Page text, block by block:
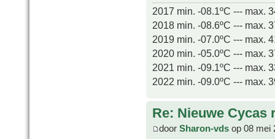
2017 min. -08.1ºC --- max.
2018 min. -08.6ºC --- max.
2019 min. -07.0ºC --- max.
2020 min. -05.0ºC --- max.
2021 min. -09.1ºC --- max.
2022 min. -09.0ºC --- max.
Re: Nieuwe Cycas
door Sharon-vds op 08 mei